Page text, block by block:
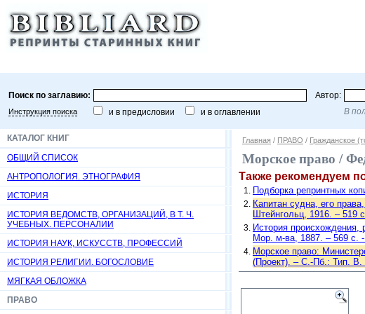
Поиск по заглавию: Автор:
Инструкция поиска и в предисловии и в оглавлении В
КАТАЛОГ КНИГ
ОБЩИЙ СПИСОК
АНТРОПОЛОГИЯ. ЭТНОГРАФИЯ
ИСТОРИЯ
ИСТОРИЯ ВЕДОМСТВ, ОРГАНИЗАЦИЙ, В Т. Ч.
УЧЕБНЫХ. ПЕРСОНАЛИИ
ИСТОРИЯ НАУК, ИСКУССТВ, ПРОФЕССИЙ
ИСТОРИЯ РЕЛИГИИ. БОГОСЛОВИЕ
МЯГКАЯ ОБЛОЖКА
ПРАВО
Главная / ПРАВО / Гражданское
Морское право /
Также рекомендуем
Подборка репринтных
Капитан судна, его
Штейнгольц, 1916. – 519
История
Мор. м-ва, 1887. – 569 с. -
Морское право:
(Проект). – С.-Пб.: Тип. В.